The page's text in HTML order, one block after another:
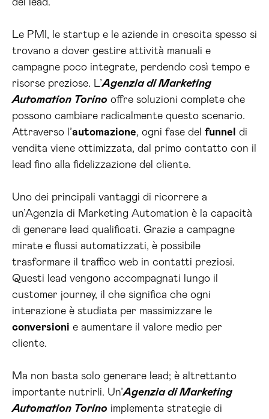
dei lead.
Le PMI, le startup e le aziende in crescita spesso si
trovano a dover gestire attività manuali e
campagne poco integrate, perdendo così tempo e
risorse preziose. L’Agenzia di Marketing
Automation Torino offre soluzioni complete che
possono cambiare radicalmente questo scenario.
Attraverso l’automazione, ogni fase del funnel
di
vendita viene ottimizzata, dal primo contatto con il
lead fino alla fidelizzazione del cliente.
Uno dei principali vantaggi di ricorrere a
un’Agenzia di Marketing Automation è la capacità
di generare lead qualificati. Grazie a campagne
mirate e flussi automatizzati, è possibile
trasformare il traffico web in contatti preziosi.
Questi lead vengono accompagnati lungo il
customer journey, il che significa che ogni
interazione è studiata per massimizzare le
conversioni e aumentare il valore medio per
cliente.
Ma non basta solo generare lead; è altrettanto
importante nutrirli. Un’Agenzia di Marketing
Automation Torino implementa strategie di